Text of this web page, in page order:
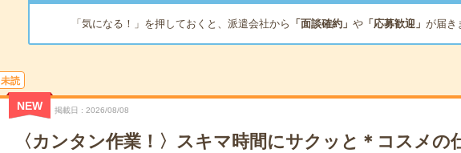
「気になる！」を押しておくと、派遣会社から 「面談確約」 や「応募歓迎」 が届き
未読
NEW 掲載日 2026/08/08
〈カンタン作業！〉スキマ時間にサクッと＊コスメの